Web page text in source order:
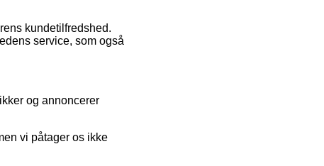
kundetilfredshed.
service, som også
og annoncerer
vi påtager os ikke